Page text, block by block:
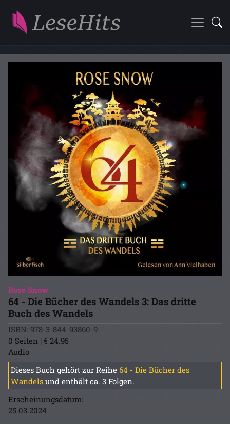
Rose Snow
64 - Die Bücher des Wandels 3: Das dritte
Buch des Wandels
ISBN: 978-3-844-93860-9
0 Seiten | € 24.95
Audio
Dieses Buch gehört zur Reihe 64 - Die Bücher des
Wandels und enthält ca. 3 Folgen.
Erscheinungsdatum:
25.03.2024